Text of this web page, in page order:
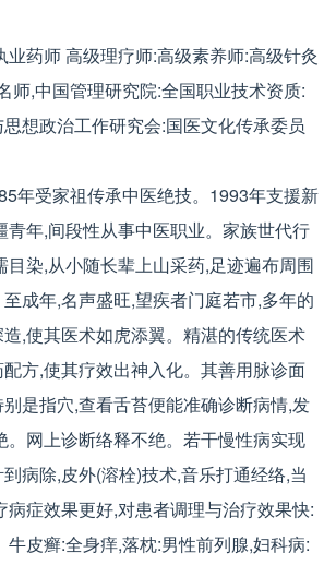
业药师 高级理疗师:高级素养师:高级针灸
师,中国管理研究院:全国职业技术资质:
想政治工作研究会:国医文化传承委员
年受家祖传承中医绝技。1993年支援新
青年,间段性从事中医职业。家族世代行
目染,从小随长辈上山采药,足迹遍布周围
成年,名声盛旺,望疾者门庭若市,多年的
,使其医术如虎添翼。精湛的传统医术
方,使其疗效出神入化。其善用脉诊面
是指穴,查看舌苔便能准确诊断病情,发
。网上诊断络释不绝。若干慢性病实现
病除,皮外(溶栓)技术,音乐打通经络,当
病症效果更好,对患者调理与治疗效果快:
皮癣:全身痒,落枕:男性前列腺,妇科病: